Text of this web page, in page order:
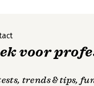
voor
trends & tips,